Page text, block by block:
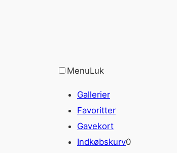
MenuLuk
Gallerier
Favoritter
Gavekort
Indkøbskurv0